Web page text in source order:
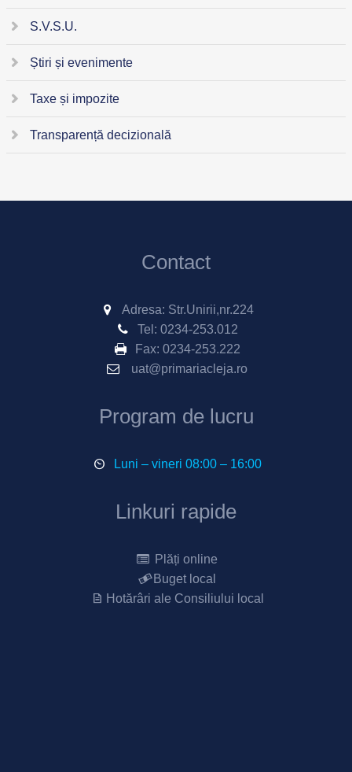
S.V.S.U.
Știri și evenimente
Taxe și impozite
Transparență decizională
Contact
Adresa: Str.Unirii,nr.224
Tel: 0234-253.012
Fax: 0234-253.222
uat@primariacleja.ro
Program de lucru
Luni – vineri 08:00 – 16:00
Linkuri rapide
Plăți online
Buget local
Hotărâri ale Consiliului local